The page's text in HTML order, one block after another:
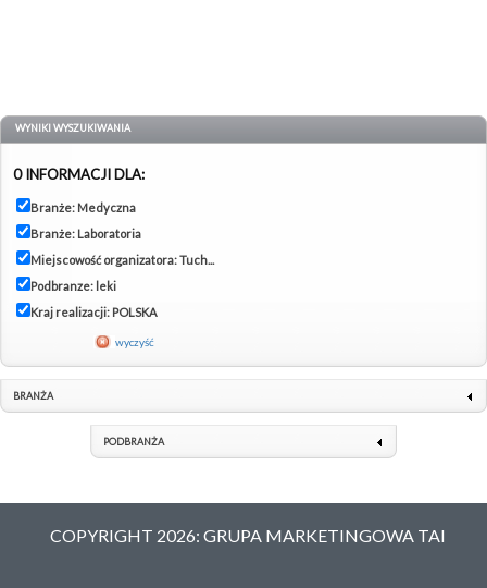
WYNIKI WYSZUKIWANIA
0 INFORMACJI DLA:
Branże: Medyczna
Branże: Laboratoria
Miejscowość organizatora: Tuch...
Podbranze: leki
Kraj realizacji: POLSKA
wyczyść
BRANŻA
PODBRANŻA
COPYRIGHT 2026: GRUPA MARKETINGOWA TAI